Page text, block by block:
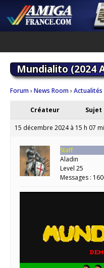
Mundialito (2024
Forum› News Room› Actualités
Créateur Sujet
15 décembre 2024 à 15 h 07
Staff
Aladin
Level 25
Messages :